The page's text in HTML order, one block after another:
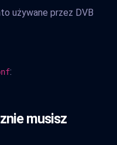
używane przez DVB
:
musisz